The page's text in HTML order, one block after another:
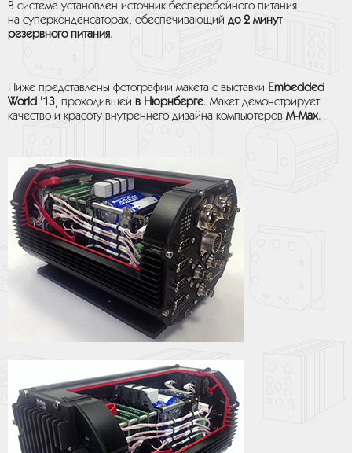
В системе установлен источник бесперебойного питания
на суперконденсаторах, обеспечивающий до 2 минут
резервного питания.
Ниже представлены фотографии макета с выставки Embedded
World '13, проходившей в Нюрнберге. Макет демонстрирует
качество и красоту внутреннего дизайна компьютеров M-Max.